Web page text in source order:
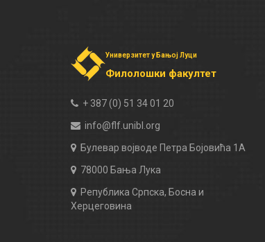
Универзитет у Бањој Луци
Филолошки факултет
+ 387 (0) 51 34 01 20
info@flf.unibl.org
Булевар војводе Петра Бојовића 1А
78000 Бања Лука
Република Српска, Босна и
Херцеговина